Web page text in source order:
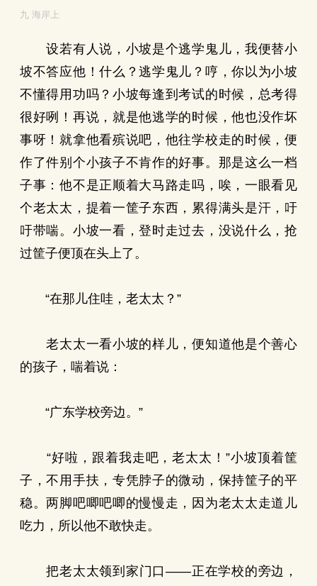
九 海岸上
设若有人说，小坡是个逃学鬼儿，我便替小
坡不答应他！什么？逃学鬼儿？哼，你以为小坡
不懂得用功吗？小坡每逢到考试的时候，总考得
很好咧！再说，就是他逃学的时候，他也没作坏
事呀！就拿他看殡说吧，他往学校走的时候，便
作了件别个小孩子不肯作的好事。那是这么一档
子事：他不是正顺着大马路走吗，唉，一眼看见
个老太太，提着一筐子东西，累得满头是汗，吁
吁带喘。小坡一看，登时走过去，没说什么，抢
过筐子便顶在头上了。
“在那儿住哇，老太太？”
老太太一看小坡的样儿，便知道他是个善心
的孩子，喘着说：
“广东学校旁边。”
“好啦，跟着我走吧，老太太！”小坡顶着筐
子，不用手扶，专凭脖子的微动，保持筐子的平
稳。两脚吧唧吧唧的慢慢走，因为老太太走道儿
吃力，所以他不敢快走。
把老太太领到家门口——正在学校的旁边，